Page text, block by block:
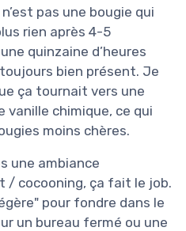
pas une bougie qui
rien après 4-5
quinzaine d’heures
bien présent. Je
ça tournait vers une
vanille chimique, ce qui
moins chères.
une ambiance
/ cocooning, ça fait le job.
pour fondre dans le
un bureau fermé ou une